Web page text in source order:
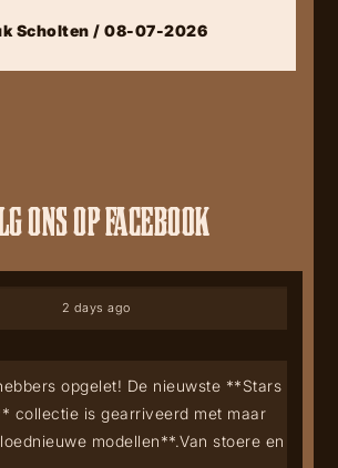
Scholten / 08-07-2026
ONS OP FACEBOOK
2 days ago
opgelet! De nieuwste **Stars
collectie is gearriveerd met maar
modellen**.Van stoere en